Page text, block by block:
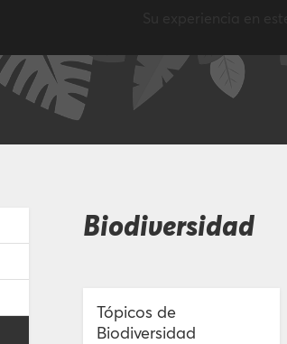
Biodiversidad
Tópicos de
Biodiversidad